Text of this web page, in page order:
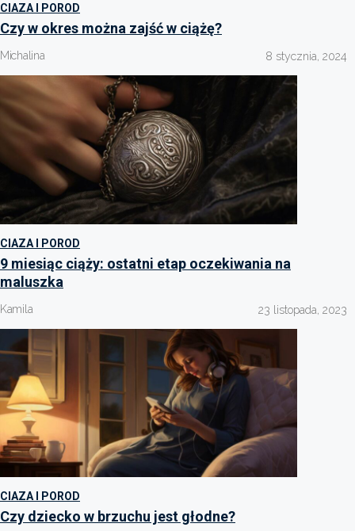
CIAZA I POROD
Czy w okres można zajść w ciążę?
Michalina 8 stycznia, 2024
CIAZA I POROD
9 miesiąc ciąży: ostatni etap oczekiwania na
maluszka
Kamila 23 listopada, 2023
CIAZA I POROD
Czy dziecko w brzuchu jest głodne?